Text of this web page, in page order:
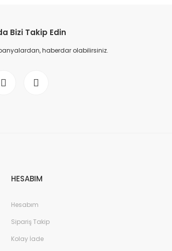
Bizi Takip Edin
haberdar olabilirsiniz.
HESABIM
Hesabım
Sipariş Takip
Kolay İade